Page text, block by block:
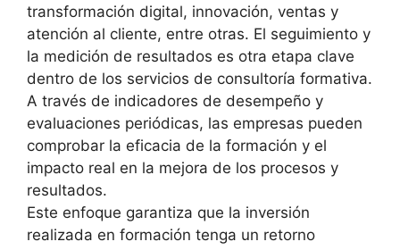
transformación digital, innovación, ventas y
atención al cliente, entre otras. El seguimiento y
la medición de resultados es otra etapa clave
dentro de los servicios de consultoría formativa.
A través de indicadores de desempeño y
evaluaciones periódicas, las empresas pueden
comprobar la eficacia de la formación y el
impacto real en la mejora de los procesos y
resultados.
Este enfoque garantiza que la inversión
realizada en formación tenga un retorno